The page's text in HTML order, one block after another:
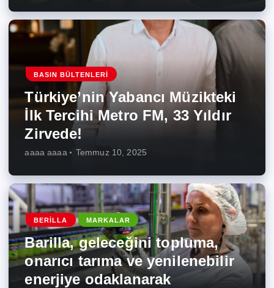
BASIN BÜLTENLERI
Türkiye’nin Yabancı Müzikteki
İlk Tercihi Metro FM, 33 Yıldır
Zirvede!
aaaa aaaa Temmuz 10, 2025
BERILLA MARKALAR
Barilla, geleceğini topluma,
onarıcı tarıma ve yenilenebilir
enerjiye odaklanarak